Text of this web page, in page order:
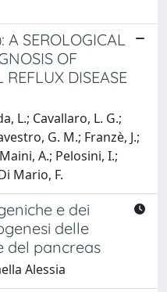
A SEROLOGICAL
OF
DISEASE
L.; Cavallaro, L. G.;
G. M.; Franzè, J.;
A.; Pelosini, I.;
Mario, F.
e dei
delle
del pancreas
Alessia